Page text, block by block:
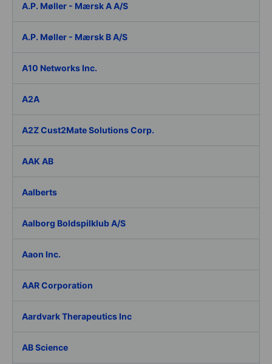
A.P. Møller - Mærsk A A/S
A.P. Møller - Mærsk B A/S
A10 Networks Inc.
A2A
A2Z Cust2Mate Solutions Corp.
AAK AB
Aalberts
Aalborg Boldspilklub A/S
Aaon Inc.
AAR Corporation
Aardvark Therapeutics Inc
AB Science